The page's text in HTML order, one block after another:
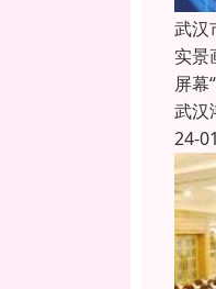
武汉
实景
屏幕
武汉
24-